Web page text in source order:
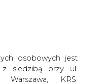
A A
osobowych jest
siedzibą przy ul.
KRS: